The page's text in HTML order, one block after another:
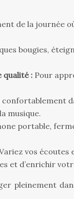
de la journée
bougies,
qualité : Pour
confortablement
musique.
portable,
vos écoutes
et d’enrichir
pleinement